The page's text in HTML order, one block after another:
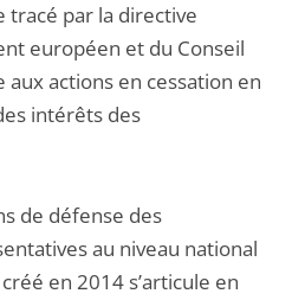
tracé par la directive
européen et du Conseil
actions en cessation en
intérêts des
de défense des
au niveau national
en 2014 s’articule en